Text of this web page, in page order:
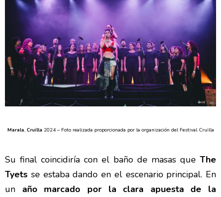
Marala,Cruïlla 2024 – Foto realizada proporcionada por la organización del Festival Cruïlla
Su final coincidiría con el baño de masas que The
Tyets se estaba dando en el escenario principal. En
un año marcado por la clara apuesta de la